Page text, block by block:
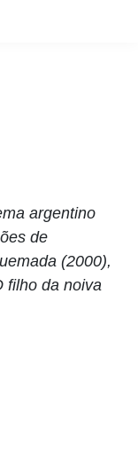
argentino
de
(2000),
filho da noiva